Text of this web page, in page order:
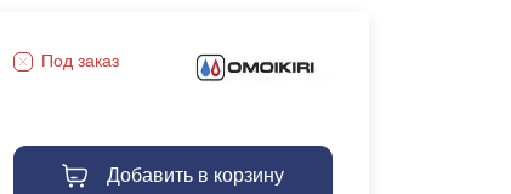
Под заказ
Добавить в корзину